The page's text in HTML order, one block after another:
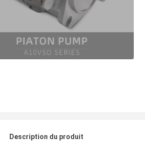
Description du produit